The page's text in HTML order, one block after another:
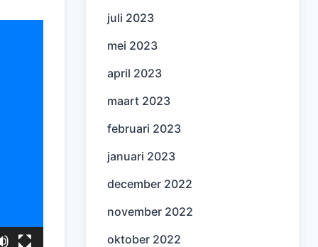
juli 2023
mei 2023
april 2023
maart 2023
februari 2023
januari 2023
december 2022
november 2022
oktober 2022